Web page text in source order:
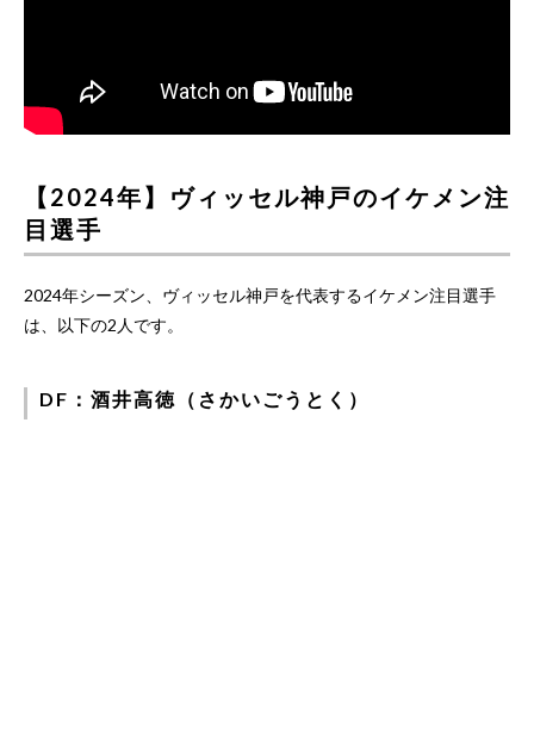
【2024年】ヴィッセル神戸のイケメン注
目選手
2024年シーズン、ヴィッセル神戸を代表するイケメン注目選手
は、以下の2人です。
DF：酒井高徳（さかいごうとく）